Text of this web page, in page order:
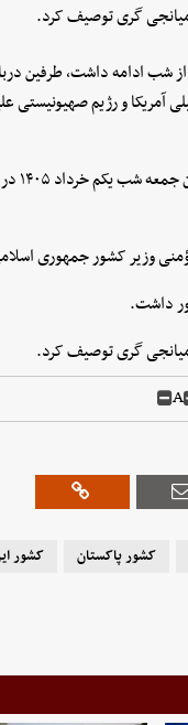
گری توصیف کرد.
ادامه داشت، طرفین
و رژیم صهیونیستی
به
وزیر کشور جمهوری
داشت.
گری توصیف کرد.
A
کشور پاکستان کشور